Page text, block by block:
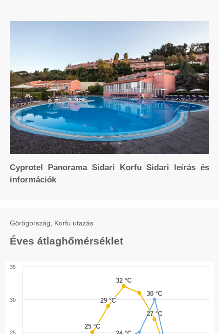
Cyprotel Panorama Sidari Korfu Sidari leírás és
információk
Görögország, Korfu utazás
Éves átlaghőmérséklet
25 °C
25 °C
29 °C
29 °C
32 °C
32 °C
27 °C
27 °C
30 °C
30 °C
25
30
35